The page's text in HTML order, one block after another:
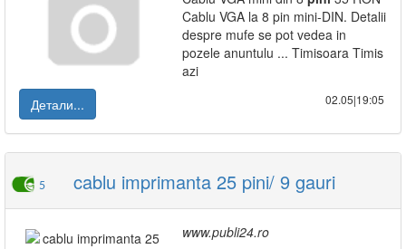
Cablu VGA la 8 pin mini-DIN. Detalii
despre mufe se pot vedea in
pozele anuntulu ... Timisoara Timis
azi
Детали...
02.05|19:05
5 cablu imprimanta 25 pini/ 9 gauri
www.publi24.ro